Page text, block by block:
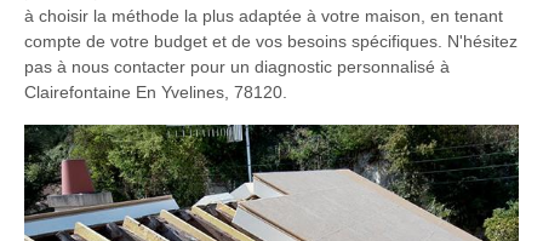
à choisir la méthode la plus adaptée à votre maison, en tenant
compte de votre budget et de vos besoins spécifiques. N'hésitez
pas à nous contacter pour un diagnostic personnalisé à
Clairefontaine En Yvelines, 78120.